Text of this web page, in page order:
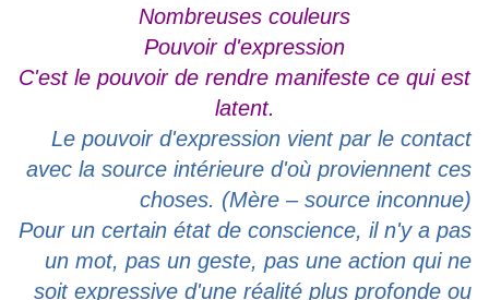
Nombreuses couleurs
Pouvoir d'expression
C'est le pouvoir de rendre manifeste ce qui est
latent.
Le pouvoir d'expression vient par le contact
avec la source intérieure d'où proviennent ces
choses. (Mère – source inconnue)
Pour un certain état de conscience, il n'y a pas
un mot, pas un geste, pas une action qui ne
soit expressive d'une réalité plus profonde ou